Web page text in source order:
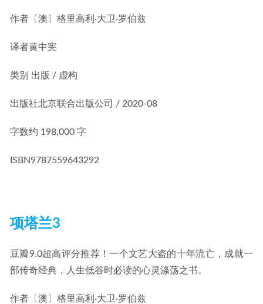
作者 〔澳〕格里高利·大卫·罗伯兹
译者黄中宪
类别 出版 / 虚构
出版社北京联合出版公司 / 2020-08
字数约 198,000 字
ISBN9787559643292
项塔兰3
豆瓣9.0超高评分推荐！一个文艺大盗的十年流亡，成就一
部传奇经典，人生低谷时必读的心灵涤荡之书。
作者 〔澳〕格里高利·大卫·罗伯兹